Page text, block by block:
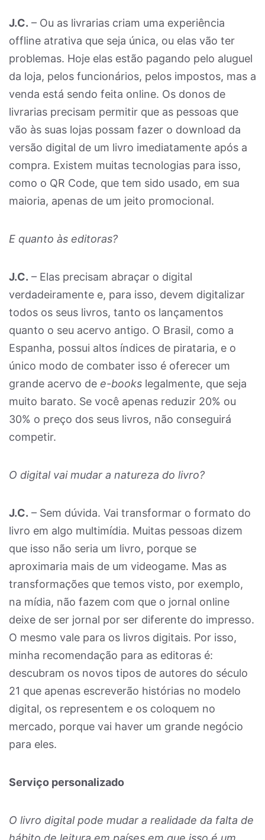
J.C. – Ou as livrarias criam uma experiência
offline atrativa que seja única, ou elas vão ter
problemas. Hoje elas estão pagando pelo aluguel
da loja, pelos funcionários, pelos impostos, mas a
venda está sendo feita online. Os donos de
livrarias precisam permitir que as pessoas que
vão às suas lojas possam fazer o download da
versão digital de um livro imediatamente após a
compra. Existem muitas tecnologias para isso,
como o QR Code, que tem sido usado, em sua
maioria, apenas de um jeito promocional.
E quanto às editoras?
J.C. – Elas precisam abraçar o digital
verdadeiramente e, para isso, devem digitalizar
todos os seus livros, tanto os lançamentos
quanto o seu acervo antigo. O Brasil, como a
Espanha, possui altos índices de pirataria, e o
único modo de combater isso é oferecer um
grande acervo de e-books legalmente, que seja
muito barato. Se você apenas reduzir 20% ou
30% o preço dos seus livros, não conseguirá
competir.
O digital vai mudar a natureza do livro?
J.C. – Sem dúvida. Vai transformar o formato do
livro em algo multimídia. Muitas pessoas dizem
que isso não seria um livro, porque se
aproximaria mais de um videogame. Mas as
transformações que temos visto, por exemplo,
na mídia, não fazem com que o jornal online
deixe de ser jornal por ser diferente do impresso.
O mesmo vale para os livros digitais. Por isso,
minha recomendação para as editoras é:
descubram os novos tipos de autores do século
21 que apenas escreverão histórias no modelo
digital, os representem e os coloquem no
mercado, porque vai haver um grande negócio
para eles.
Serviço personalizado
O livro digital pode mudar a realidade da falta de